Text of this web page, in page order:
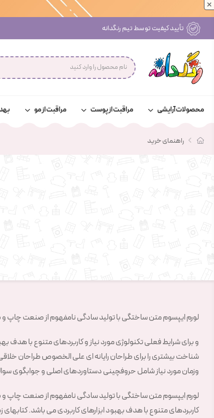
×
محصولات آرایشی مراقبت از پوست مراقبت از مو
راهنمای خرید
لورم ایپسوم متن ساختگی با تولید سادگی نامفهوم از صنعت چاپ و
و برای شرایط فعلی تکنولوژی مورد نیاز و کاربردهای متنوع با
شناخت بیشتری را برای طراحان رایانه ای علی الخصوص طراحان
وزمان مورد نیاز شامل حروفچینی دستاوردهای اصلی و جوابگوی
لورم ایپسوم متن ساختگی با تولید سادگی نامفهوم از صنعت چاپ و
کاربردهای متنوع با هدف بهبود ابزارهای کاربردی می باشد.